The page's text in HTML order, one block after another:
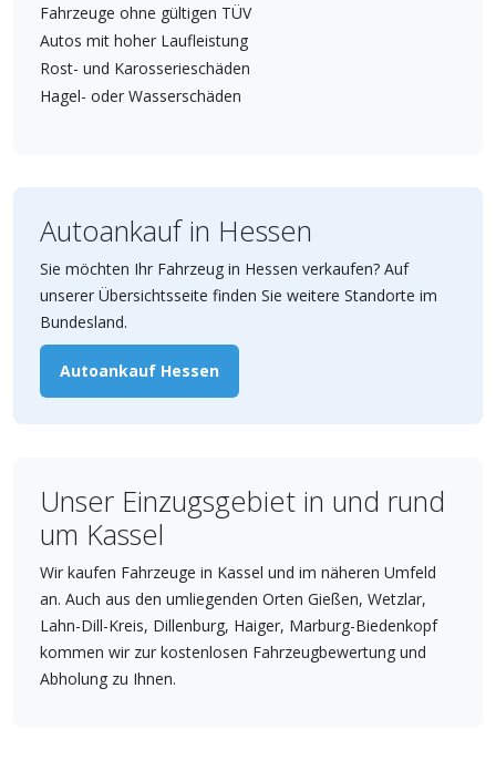
Fahrzeuge ohne gültigen TÜV
Autos mit hoher Laufleistung
Rost- und Karosserieschäden
Hagel- oder Wasserschäden
Autoankauf in Hessen
Sie möchten Ihr Fahrzeug in Hessen verkaufen? Auf
unserer Übersichtsseite finden Sie weitere Standorte im
Bundesland.
Autoankauf Hessen
Unser Einzugsgebiet in und rund
um Kassel
Wir kaufen Fahrzeuge in Kassel und im näheren Umfeld
an. Auch aus den umliegenden Orten Gießen, Wetzlar,
Lahn-Dill-Kreis, Dillenburg, Haiger, Marburg-Biedenkopf
kommen wir zur kostenlosen Fahrzeugbewertung und
Abholung zu Ihnen.